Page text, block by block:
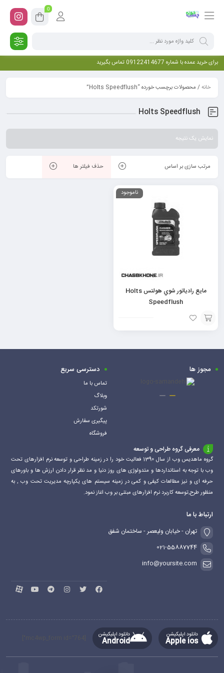
0
برای خرید عمده با شماره 09122414677 تماس بگیرید
خانه/ محصولات برچسب خورده “Holts Speedflush”
Holts Speedflush
نمایش یک نتیجه
مرتب سازی بر اساس حذف فیلتر ها
ناموجود
مايع رادياتور شوي هولتس Holts
Speedflush
افزودن
به
مجوز ها دسترسی سریع
تماس با ما
وبلاگ
شورتکد
پیگیری سفارش
فروشگاه
معرفی گروه طراحی و توسعه
گروه ماهدیس وب از سال 1390 فعالیت خود را در زمینه طراحی و توسعه نرم افزارهای تحت
وب با توجه به استانداردها و متدولوژی های روز دنیا و مد نظر قرار دادن ارزش ها و باورهای
حرفه ای و نیز مطالعات کیفی و کمی در زمینه سیستم های یکپارچه مدیریت تحت وب , به
منظور طرح,توسعه کاربرد نرم افزارهای مبتنی بر وب اغاز نمود.
ارتباط با ما
تهران - خیابان ولیعصر - ساختمان شفق
021-55887744
info@yoursite.com
دانلود اپلیکیشن
Apple ios
دانلود اپلیکیشن
Android